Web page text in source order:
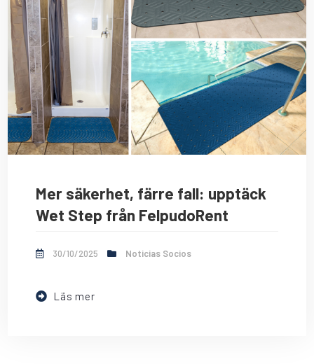
Mer säkerhet, färre fall: upptäck
Wet Step från FelpudoRent
30/10/2025 Noticias Socios
Läs mer